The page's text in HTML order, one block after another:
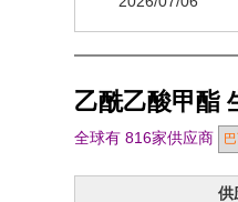
乙酰乙酸甲酯
全球有 816家供应商
供